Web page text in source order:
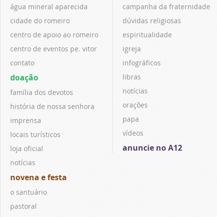
água mineral aparecida
cidade do romeiro
centro de apoio ao romeiro
centro de eventos pe. vitor
contato
doação
família dos devotos
história de nossa senhora
imprensa
locais turísticos
loja oficial
notícias
novena e festa
o santuário
pastoral
campanha da fraternidade
dúvidas religiosas
espiritualidade
igreja
infográficos
libras
notícias
orações
papa
vídeos
anuncie no A12